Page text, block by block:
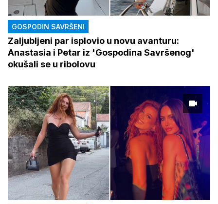
GOSPODIN SAVRŠENI
Zaljubljeni par isplovio u novu avanturu:
Anastasia i Petar iz 'Gospodina Savršenog'
okušali se u ribolovu